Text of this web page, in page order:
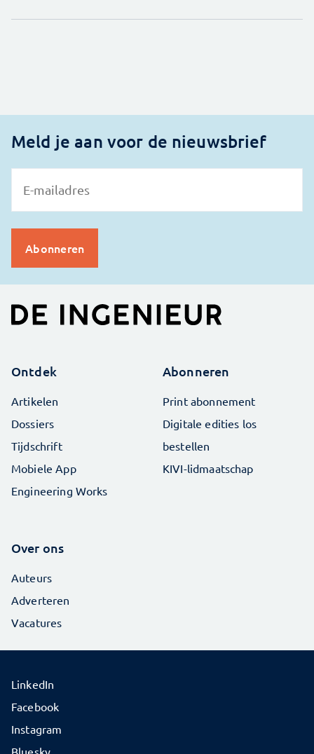
Meld je aan voor de nieuwsbrief
Ontdek
Artikelen
Dossiers
Tijdschrift
Mobiele App
Engineering Works
Abonneren
Print abonnement
Digitale edities los
bestellen
KIVI-lidmaatschap
Over ons
Auteurs
Adverteren
Vacatures
LinkedIn
Facebook
Instagram
Bluesky